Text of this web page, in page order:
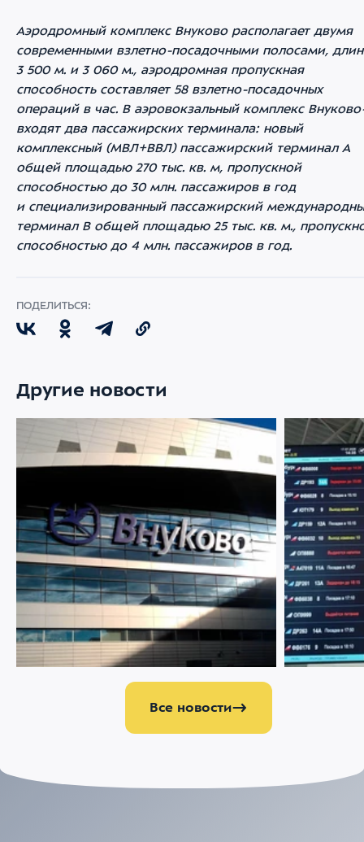
Аэродромный комплекс Внуково располагает двумя
современными взлетно-посадочными полосами,
3 500 м. и 3 060 м., аэродромная пропускная
способность составляет 58 взлетно-посадочных
операций в час. В аэровокзальный комплекс
входят два пассажирских терминала: новый
комплексный (МВЛ+ВВЛ) пассажирский терминал А
общей площадью 270 тыс. кв. м, пропускной
способностью до 30 млн. пассажиров в год
и специализированный пассажирский
терминал В общей площадью 25 тыс. кв. м.,
способностью до 4 млн. пассажиров в год.
ПОДЕЛИТЬСЯ:
Другие новости
07 АВГУСТА 2026 2932
Ограничение движения в районе
Международного аэропорта Внуково
22 ИЮЛЯ 2026
Меняемся
Все новости